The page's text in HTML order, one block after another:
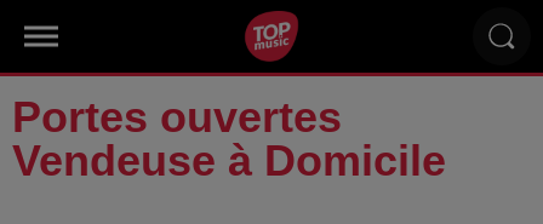
Portes ouvertes
Vendeuse à Domicile